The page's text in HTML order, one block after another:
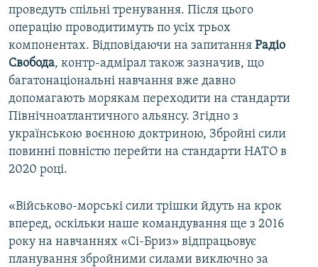
проведуть спільні тренування. Після цього
операцію проводитимуть по усіх трьох
компонентах. Відповідаючи на запитання Радіо
Свобода, контр-адмірал також зазначив, що
багатонаціональні навчання вже давно
допомагають морякам переходити на стандарти
Північноатлантичного альянсу. Згідно з
українською воєнною доктриною, Збройні сили
повинні повністю перейти на стандарти НАТО в
2020 році.
«Військово-морські сили трішки йдуть на крок
вперед, оскільки наше командування ще з 2016
року на навчаннях «Сі-Бриз» відпрацьовує
планування збройними силами виключно за